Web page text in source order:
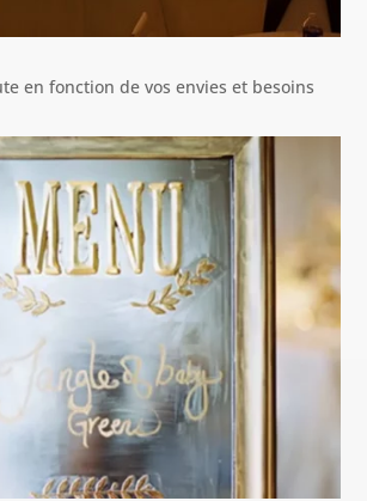
en fonction de vos envies et besoins